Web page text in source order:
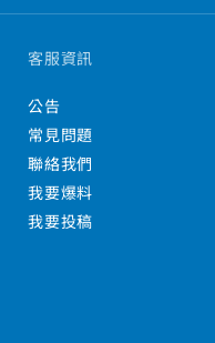
客服資訊
公告
常見問題
聯絡我們
我要爆料
我要投稿